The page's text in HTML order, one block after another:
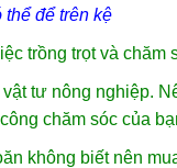
để trên kệ
trồng trọt và chăm
tư nông nghiệp.
chăm sóc của
không biết nên